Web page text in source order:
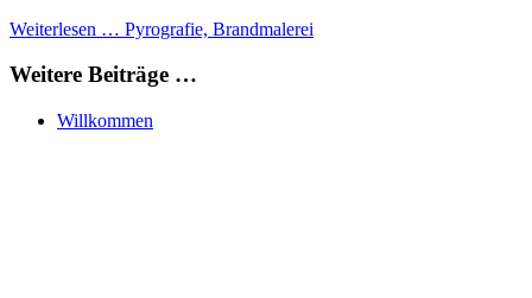
Weiterlesen … Pyrografie, Brandmalerei
Weitere Beiträge …
Willkommen